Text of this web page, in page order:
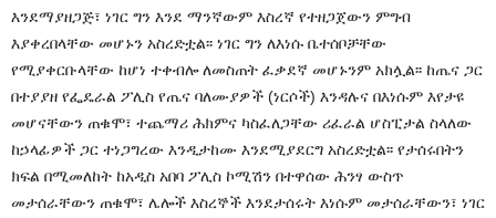
እንደማያዘጋጅ፣ ነገር ግን እንደ ማንኛውም እስረኛ የተዘጋጀውን ምግብ
እያቀረበላቸው መሆኑን አስረድቷል፡፡ ነገር ግን ለእነሱ ቤተሰቦቻቸው
የሚያቀርቡላቸው ከሆነ ተቀብሎ ለመስጠት ፈቃደኛ መሆኑንም አክሏል፡፡ ከጤና ጋር
በተያያዘ የፌዴራል ፖሊስ የጤና ባለሙያዎች (ነርሶች) እንዳሉና በእነሱም እየታዩ
መሆናቸውን ጠቁሞ፣ ተጨማሪ ሕክምና ካስፈለጋቸው ሪፈራል ሆስፒታል ስላለው
ከኃላፊዎች ጋር ተነጋግረው እንዲታከሙ እንደሚያደርግ አስረድቷል፡፡ የታሰሩበትን
ክፍል በሚመለከት ከአዲስ አበባ ፖሊስ ኮሚሽን በተዋሰው ሕንፃ ውስጥ
መታሰራቸውን ጠቁሞ፣ ሌሎች እስረኞች እንደታሰሩት እነሱም መታሰራቸውን፣ ነገር